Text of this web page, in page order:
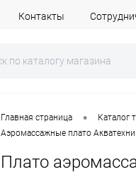
Контакты
Главная страница • Каталог
Аэромассажные плато
Плато